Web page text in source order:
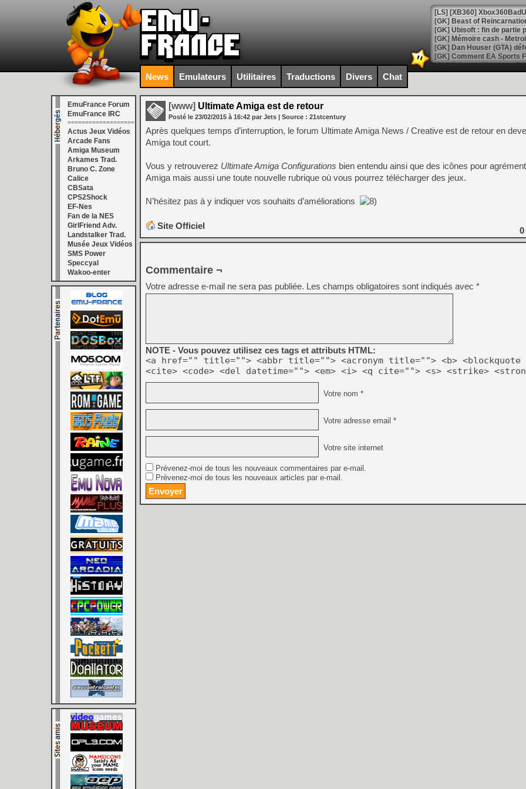
[GK] Beast of
[GK] Ubisoft : fin de partie
[GK] Mémoire cash -
[GK] Dan Houser (GTA)
[GK] Comment EA Sports
[GK] Crimson Moon : un
[GK] Isle of Reveries : le
[GK] Moonlighter 2 : The
[GK] Capcom relance
[Mo5] Deux inédits du
[GK] Le beat'em up The
[GK] Endless Legend 2 :
[LS] [PS5] Le WebKit
[GK] Oubliez Crazy Taxi,
[LS] [Switch] NSZ 5.0.0
[GK] No More Room in
[GK] Un chatbot Atelier
[GK] Mémoire cash -
[GK] Nvidia : le prix des
[GK] Suikoden Star Leap
[Mo5] La mini borne
[GK] Atari renoue avec les
[GK] Le studio de FIFA
[GK] La PlayStation 1 en
[GK] Dawn of War 4 : les
[GK] CloverPit : l'héritier
[GK] Stellar Blade : Blood
[GK] Palworld Online est
[GK] Wuchang 2 : le
[GK] Minecraft et ses «
News Emulateurs Utilitaires Traductions Divers Chat
EmuFrance Forum
EmuFrance IRC
===================
Actus Jeux Vidéos
Arcade Fans
Amiga Museum
Arkames Trad.
Bruno C. Zone
Calice
CBSata
CPS2Shock
EF-Nes
Fan de la NES
GirlFriend Adv.
Landstalker Trad.
Musée Jeux Vidéos
SMS Power
Speccyal
Wakoo-enter
[www] Ultimate Amiga est de retour
Posté le 23/02/2015 à 16:42 par Jets | Source : 21stcentury
Après quelques temps d’interruption, le forum Ultimate Amiga News / Creative est de retour en
Amiga tout court.
Vous y retrouverez Ultimate Amiga Configurations bien entendu ainsi que des icônes pour
Amiga mais aussi une toute nouvelle rubrique où vous pourrez télécharger des jeux.
N’hésitez pas à y indiquer vos souhaits d’améliorations
Site Officiel 0
Commentaire ¬
Votre adresse e-mail ne sera pas publiée. Les champs obligatoires sont indiqués avec *
NOTE - Vous pouvez utilisez ces tags et attributs HTML:
<a href="" title=""> <abbr title=""> <acronym title=""> <b> <blockquote
<cite> <code> <del datetime=""> <em> <i> <q cite=""> <s> <strike>
Votre nom *
Votre adresse email *
Votre site internet
Prévenez-moi de tous les nouveaux commentaires par e-mail.
Prévenez-moi de tous les nouveaux articles par e-mail.